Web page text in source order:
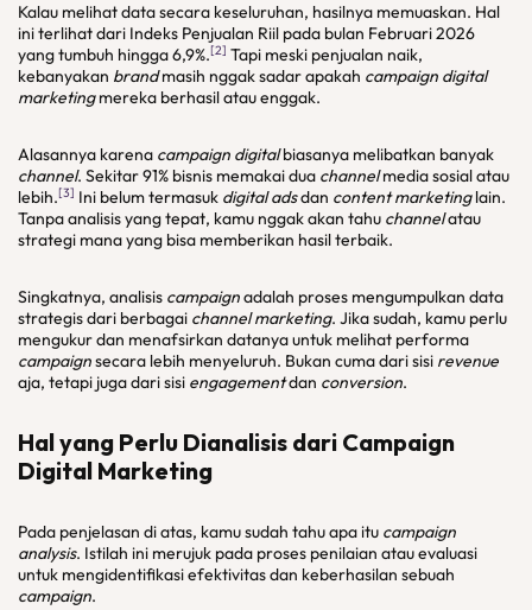
Kalau melihat data secara keseluruhan, hasilnya memuaskan. Hal
ini terlihat dari Indeks Penjualan Riil pada bulan Februari 2026
yang tumbuh hingga 6,9%.[2] Tapi meski penjualan naik,
kebanyakan brandmasih nggak sadar apakah campaign digital
marketingmereka berhasil atau enggak.
Alasannya karena campaign digitalbiasanya melibatkan banyak
channel. Sekitar 91% bisnis memakai dua channelmedia sosial atau
lebih.[3] Ini belum termasuk digital adsdan content marketinglain.
Tanpa analisis yang tepat, kamu nggak akan tahu channelatau
strategi mana yang bisa memberikan hasil terbaik.
Singkatnya, analisis campaignadalah proses mengumpulkan data
strategis dari berbagai channel marketing. Jika sudah, kamu perlu
mengukur dan menafsirkan datanya untuk melihat performa
campaignsecara lebih menyeluruh. Bukan cuma dari sisi revenue
aja, tetapi juga dari sisi engagementdan conversion.
Hal yang Perlu Dianalisis dari Campaign
Digital Marketing
Pada penjelasan di atas, kamu sudah tahu apa itu campaign
analysis. Istilah ini merujuk pada proses penilaian atau evaluasi
untuk mengidentifikasi efektivitas dan keberhasilan sebuah
campaign.